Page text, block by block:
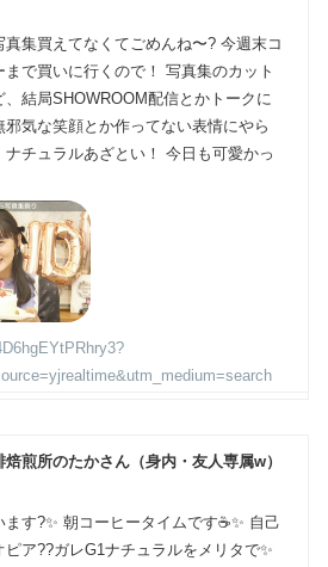
真集買えてなくてごめんね〜? 今週末コ
まで買いに行くので！ 写真集のカット
、結局SHOWROOM配信とかトークに
邪気な笑顔とか作ってない表情にやら
ナチュラルあざとい！ 今日も可愛かっ
煎所のたかさん（身内・友人専属w）
す?✨ 朝コーヒータイムです☕️✨ 自己
ア??ガレG1ナチュラルをメリタで✨